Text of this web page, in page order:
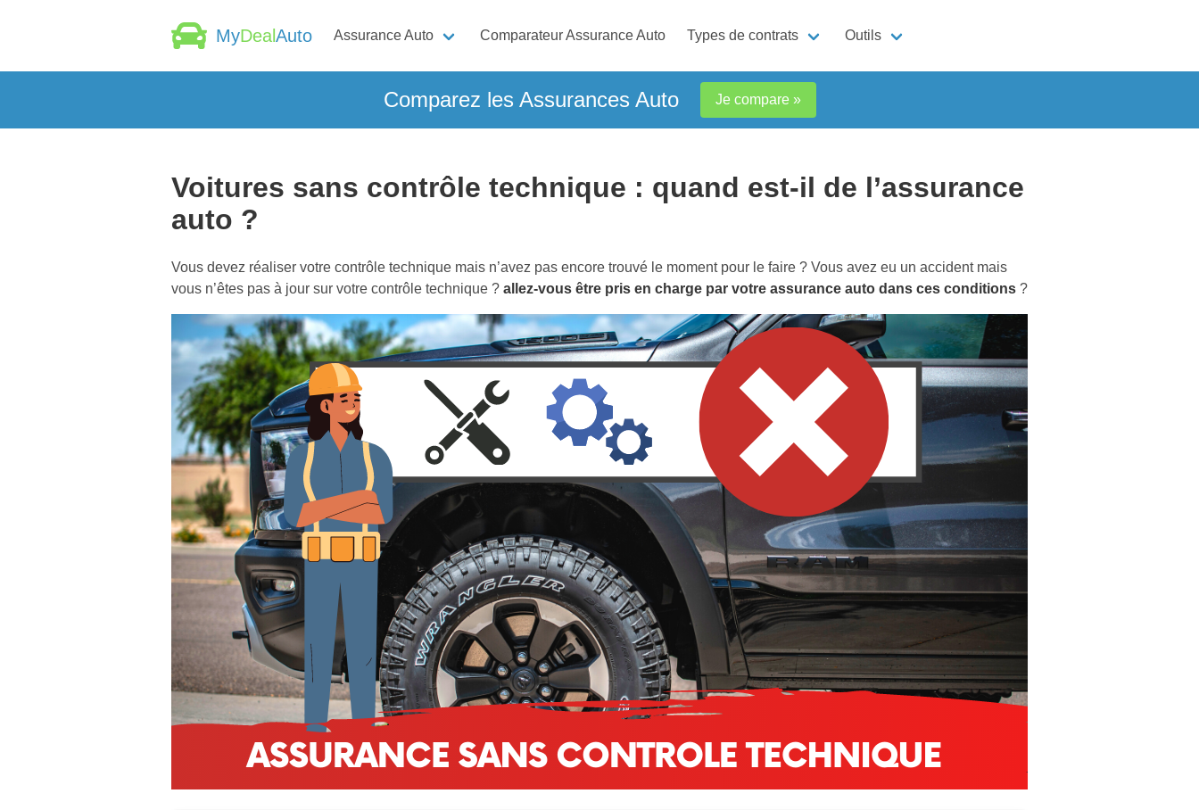
MyDealAuto Assurance Auto Comparateur Assurance Auto Types de contrats Outils
Comparez les Assurances Auto Je compare »
Voitures sans contrôle technique : quand est-il de l’assurance
auto ?
Vous devez réaliser votre contrôle technique mais n’avez pas encore trouvé le moment pour le faire ? Vous avez eu un accident mais
vous n’êtes pas à jour sur votre contrôle technique ? allez-vous être pris en charge par votre assurance auto dans ces conditions ?